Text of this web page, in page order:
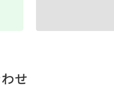
せ